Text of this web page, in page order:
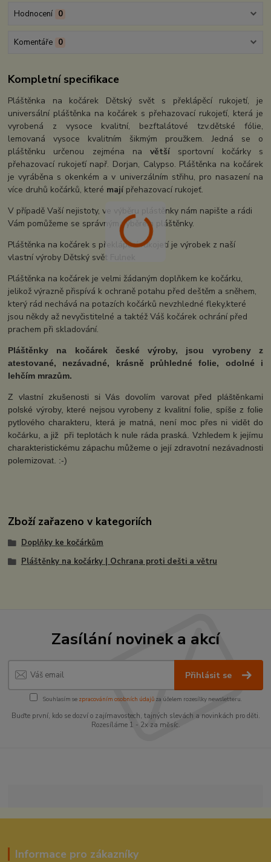
Hodnocení 0
Komentáře 0
Kompletní specifikace
Pláštěnka na kočárek Dětský svět s překlápěcí rukojetí, je
universální pláštěnka na kočárek s přehazovací rukojeťí, která je
vyrobená z vysoce kvalitní, bezftalátové tzv.dětské fólie,
lemovaná vysoce kvalitním šikmým proužkem. Jedná se o
pláštěnku určenou zejména navětší sportovní kočárky s
přehazovací rukojeťí např. Dorjan, Calypso. Pláštěnka na kočárek
je vyráběna s okenkém a v univerzálním střihu, pro nasazení na
více druhů kočárků, které mají přehazovací rukojeť.
V případě Vaší nejistoty, ve výběru plástěnky nám napište a rádi
Vám pomůžeme se správným výběrem pláštěnky.
Pláštěnka na kočárek s překlápěcí rukojetí je výrobek z naší
vlastní výroby Dětský svět Fulnek
Pláštěnka na kočárek je velmi žádaným doplňkem ke kočárku,
jelikož výrazně přispívá k ochraně potahu před deštěm a sněhem,
který rád nechává na potazích kočárků nevzhledné fleky,které
jsou někdy až nevyčistitelné a taktéž Váš kočárek ochrání před
prachem při skladování.
Pláštěnky na kočárek české výroby, jsou vyrobeny z
atestované, nezávadné, krásně průhledné folie, odolné i
lehčím mrazům.
Z vlastní zkušenosti si Vás dovolím varovat před pláštěnkami
polské výroby, které nejsou vyrobeny z kvalitní folie, spíše z folie
pytlového charakteru, která je matná, není moc přes ni vidět do
kočárku, a již při teplotách k nule ráda praská. Vzhledem k jejímu
charakteristickému zápachu můžeme o její zdravotní nezávadnosti
polemizovat. :-)
Zboží zařazeno v kategoriích
Doplňky ke kočárkům
Pláštěnky na kočárky | Ochrana proti dešti a větru
Zasílání novinek a akcí
Přihlásit se
Souhlasím se zpracováním osobních údajůza účelem rozesílky newsletteru.
Buďte první, kdo se dozví o zajímavostech, tajných slevách a novinkách pro děti.
Rozesíláme 1 - 2x za měsíc.
Informace pro zákazníky